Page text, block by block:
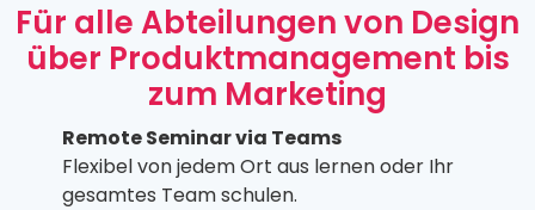
Für alle Abteilungen von Design
über Produktmanagement bis
zum Marketing
Remote Seminar via Teams
Flexibel von jedem Ort aus lernen oder Ihr
gesamtes Team schulen.